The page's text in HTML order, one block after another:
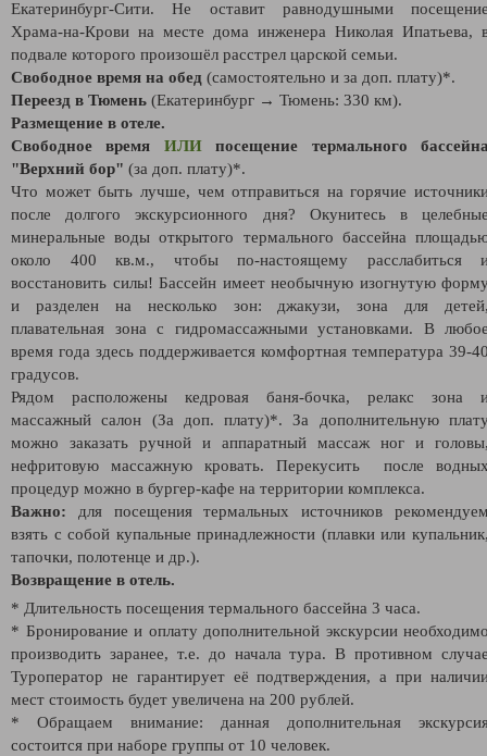
Екатеринбург-Сити. Не оставит равнодушными
Храма-на-Крови на месте дома инженера Николая Ипатьева,
подвале которого произошёл расстрел царской семьи.
Свободное время на обед (самостоятельно и за доп. плату)*.
Переезд в Тюмень (Екатеринбург → Тюмень: 330 км).
Размещение в отеле.
Свободное время ИЛИпосещение термального
"Верхний бор" (за доп. плату)*.
Что может быть лучше, чем отправиться на горячие
после долгого экскурсионного дня? Окунитесь в
минеральные воды открытого термального бассейна
около 400 кв.м., чтобы по-настоящему расслабиться
восстановить силы! Бассейн имеет необычную изогнутую
и разделен на несколько зон: джакузи, зона для
плавательная зона с гидромассажными установками. В
время года здесь поддерживается комфортная температура 39-
градусов.
Рядом расположены кедровая баня-бочка, релакс зона
массажный салон (За доп. плату)*. За дополнительную
можно заказать ручной и аппаратный массаж ног и
нефритовую массажную кровать. Перекусить после
процедур можно в бургер-кафе на территории комплекса.
Важно: для посещения термальных источников
взять с собой купальные принадлежности (плавки или
тапочки, полотенце и др.).
Возвращение в отель.
* Длительность посещения термального бассейна 3 часа.
* Бронирование и оплату дополнительной экскурсии
производить заранее, т.е. до начала тура. В противном
Туроператор не гарантирует её подтверждения, а при
мест стоимость будет увеличена на 200 рублей.
* Обращаем внимание: данная дополнительная
состоится при наборе группы от 10 человек.